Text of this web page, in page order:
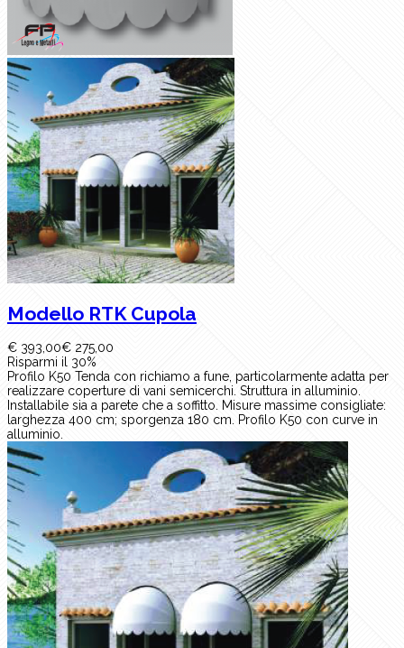
Modello RTK Cupola
€ 393,00€ 275,00
Risparmi il 30%
Profilo K50 Tenda con richiamo a fune, particolarmente adatta per
realizzare coperture di vani semicerchi. Struttura in alluminio.
Installabile sia a parete che a soffitto. Misure massime consigliate:
larghezza 400 cm; sporgenza 180 cm. Profilo K50 con curve in
alluminio.